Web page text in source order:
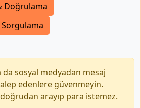
Doğrulama
da sosyal medyadan mesaj
edenlere güvenmeyin.
arayıp para istemez.